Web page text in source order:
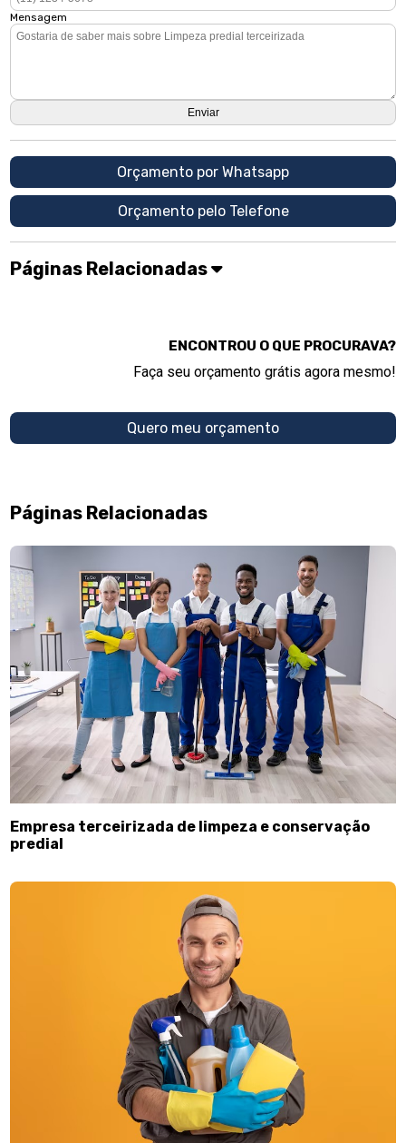
Mensagem
Orçamento por Whatsapp
Orçamento pelo Telefone
Páginas Relacionadas
ENCONTROU O QUE PROCURAVA?
Faça seu orçamento grátis agora mesmo!
Quero meu orçamento
Páginas Relacionadas
Empresa terceirizada de limpeza e conservação
predial